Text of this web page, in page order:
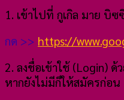
1. เข้าไปที่ กูเกิล มาย บิ
กด >> https://
2. ลงชื่อเข้าใช้ (Login)
หากยังไม่มีก็ให้สมัครก่อน